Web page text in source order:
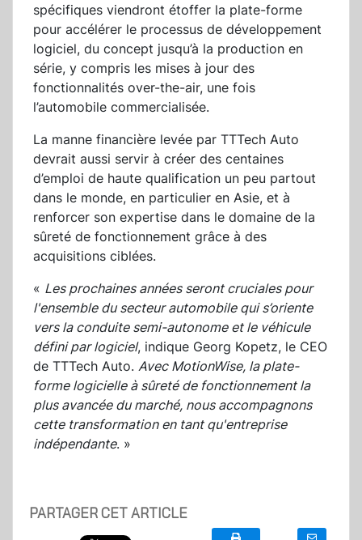
spécifiques viendront étoffer la plate-forme
pour accélérer le processus de développement
logiciel, du concept jusqu’à la production en
série, y compris les mises à jour des
fonctionnalités over-the-air, une fois
l’automobile commercialisée.
La manne financière levée par TTTech Auto
devrait aussi servir à créer des centaines
d’emploi de haute qualification un peu partout
dans le monde, en particulier en Asie, et à
renforcer son expertise dans le domaine de la
sûreté de fonctionnement grâce à des
acquisitions ciblées.
« Les prochaines années seront cruciales pour
l'ensemble du secteur automobile qui s’oriente
vers la conduite semi-autonome et le véhicule
défini par logiciel, indique Georg Kopetz, le CEO
de TTTech Auto. Avec MotionWise, la plate-
forme logicielle à sûreté de fonctionnement la
plus avancée du marché, nous accompagnons
cette transformation en tant qu'entreprise
indépendante. »
PARTAGER CET ARTICLE